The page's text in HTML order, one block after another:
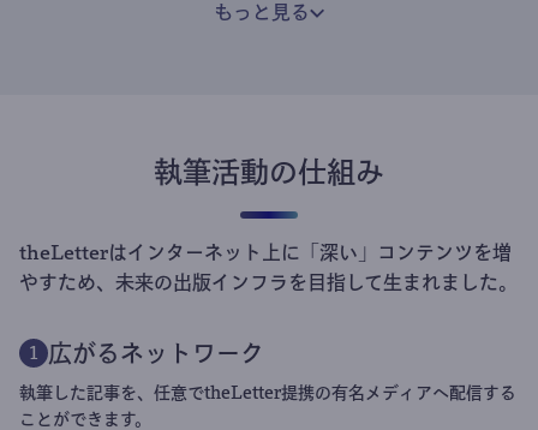
もっと見る
執筆活動の仕組み
theLetterはインターネット上に「深い」コンテンツを増
やすため、未来の出版インフラを目指して生まれました。
1 広がるネットワーク
執筆した記事を、任意でtheLetter提携の有名メディアへ配信する
ことができます。